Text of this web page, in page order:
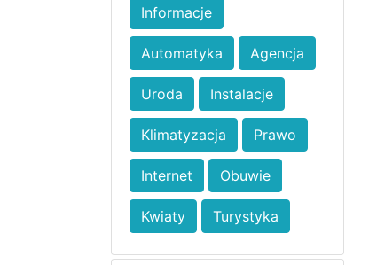
Informacje
Automatyka Agencja
Uroda Instalacje
Klimatyzacja Prawo
Internet Obuwie
Kwiaty Turystyka